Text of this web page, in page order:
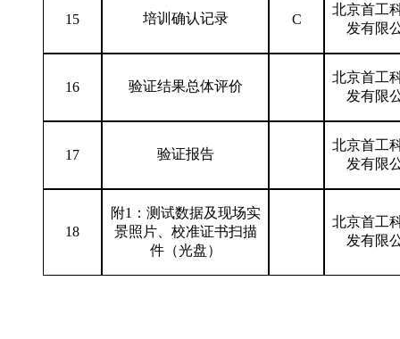
15 培训确认记录 C
北京首工
发有限
16 验证结果总体评价
北京首工
发有限
17 验证报告
北京首工
发有限
18
附1：测试数据及现场实
景照片、校准证书扫描
件（光盘）
北京首工
发有限